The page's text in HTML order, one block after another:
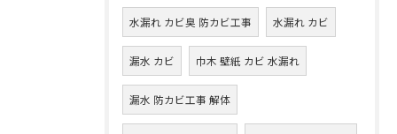
水漏れ カビ臭 防カビ工事 水漏れ カビ
漏水 カビ 巾木 壁紙 カビ 水漏れ
漏水 防カビ工事 解体